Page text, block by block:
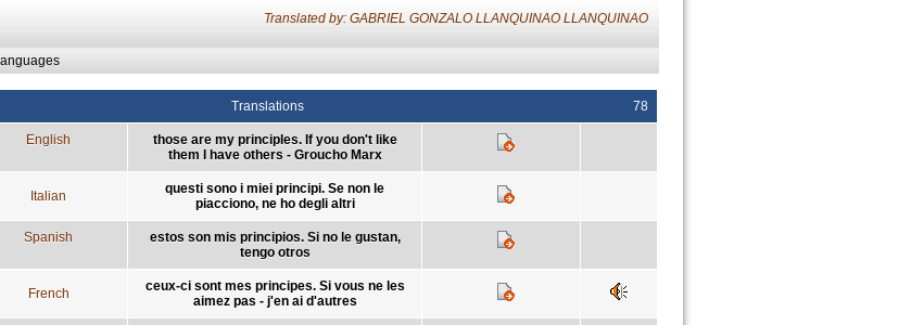
Translated by: GABRIEL GONZALO LLANQUINAO LLANQUINAO
Translations 78
English
those are my principles. If you don't like
them I have others - Groucho Marx
Italian
questi sono i miei principi. Se non le
piacciono, ne ho degli altri
Spanish
estos son mis principios. Si no le gustan,
tengo otros
French
ceux-ci sont mes principes. Si vous ne les
aimez pas - j'en ai d'autres